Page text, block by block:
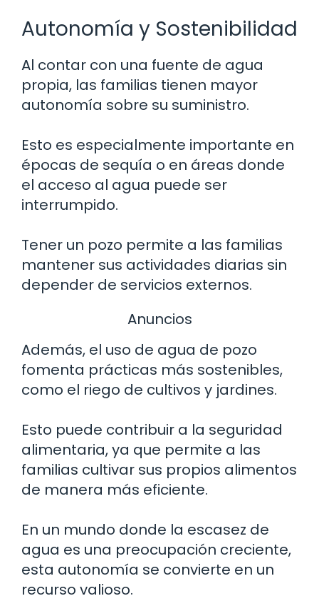
Autonomía y Sostenibilidad
Al contar con una fuente de agua
propia, las familias tienen mayor
autonomía sobre su suministro.
Esto es especialmente importante en
épocas de sequía o en áreas donde
el acceso al agua puede ser
interrumpido.
Tener un pozo permite a las familias
mantener sus actividades diarias sin
depender de servicios externos.
Anuncios
Además, el uso de agua de pozo
fomenta prácticas más sostenibles,
como el riego de cultivos y jardines.
Esto puede contribuir a la seguridad
alimentaria, ya que permite a las
familias cultivar sus propios alimentos
de manera más eficiente.
En un mundo donde la escasez de
agua es una preocupación creciente,
esta autonomía se convierte en un
recurso valioso.